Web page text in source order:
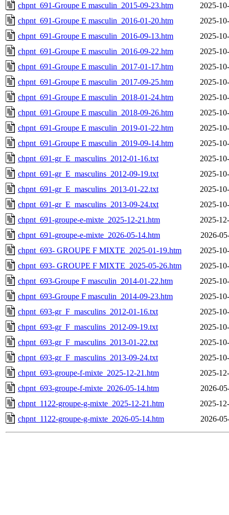
chpnt_691-Groupe E masculin_2015-09-23.htm
2025-
chpnt_691-Groupe E masculin_2016-01-20.htm
2025-
chpnt_691-Groupe E masculin_2016-09-13.htm
2025-
chpnt_691-Groupe E masculin_2016-09-22.htm
2025-
chpnt_691-Groupe E masculin_2017-01-17.htm
2025-
chpnt_691-Groupe E masculin_2017-09-25.htm
2025-
chpnt_691-Groupe E masculin_2018-01-24.htm
2025-
chpnt_691-Groupe E masculin_2018-09-26.htm
2025-
chpnt_691-Groupe E masculin_2019-01-22.htm
2025-
chpnt_691-Groupe E masculin_2019-09-14.htm
2025-
chpnt_691-gr_E_masculins_2012-01-16.txt
2025-
chpnt_691-gr_E_masculins_2012-09-19.txt
2025-
chpnt_691-gr_E_masculins_2013-01-22.txt
2025-
chpnt_691-gr_E_masculins_2013-09-24.txt
2025-
chpnt_691-groupe-e-mixte_2025-12-21.htm
2025-
chpnt_691-groupe-e-mixte_2026-05-14.htm
2026-
chpnt_693- GROUPE F MIXTE_2025-01-19.htm
2025-
chpnt_693- GROUPE F MIXTE_2025-05-26.htm
2025-
chpnt_693-Groupe F masculin_2014-01-22.htm
2025-
chpnt_693-Groupe F masculin_2014-09-23.htm
2025-
chpnt_693-gr_F_masculins_2012-01-16.txt
2025-
chpnt_693-gr_F_masculins_2012-09-19.txt
2025-
chpnt_693-gr_F_masculins_2013-01-22.txt
2025-
chpnt_693-gr_F_masculins_2013-09-24.txt
2025-
chpnt_693-groupe-f-mixte_2025-12-21.htm
2025-
chpnt_693-groupe-f-mixte_2026-05-14.htm
2026-
chpnt_1122-groupe-g-mixte_2025-12-21.htm
2025-
chpnt_1122-groupe-g-mixte_2026-05-14.htm
2026-